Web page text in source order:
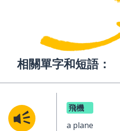
相關單字和短語：
飛機
a plane